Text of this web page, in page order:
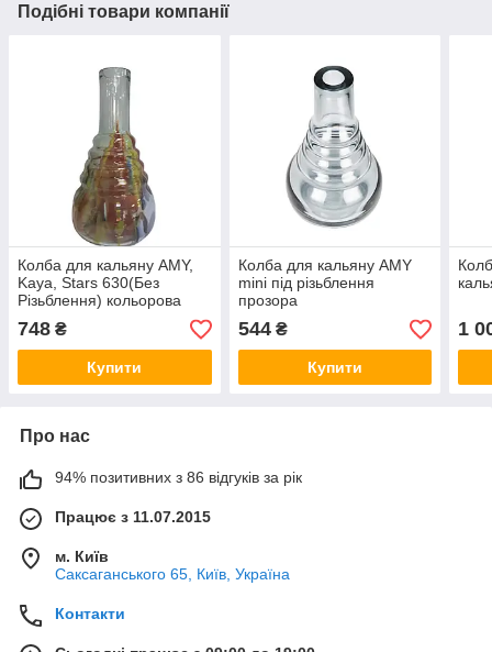
Подібні товари компанії
Колба для кальяну AMY,
Kaya, Stars 630(Без
Різьблення) кольорова
748 ₴
Купити
Колба для кальяну AMY
mini під різьблення
прозора
544₴
Купити
1
Про нас
94% позитивних з 86 відгуків за рік
Працює з 11.07.2015
м. Київ
Саксаганського 65, Київ, Україна
Контакти